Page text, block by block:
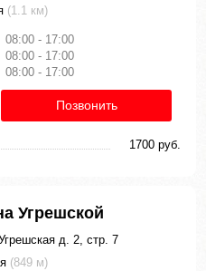
(1.1 км)
08:00 - 17:00
08:00 - 17:00
08:00 - 17:00
Позвонить
1700 руб.
Угрешской
д. 2, стр. 7
(849 м)